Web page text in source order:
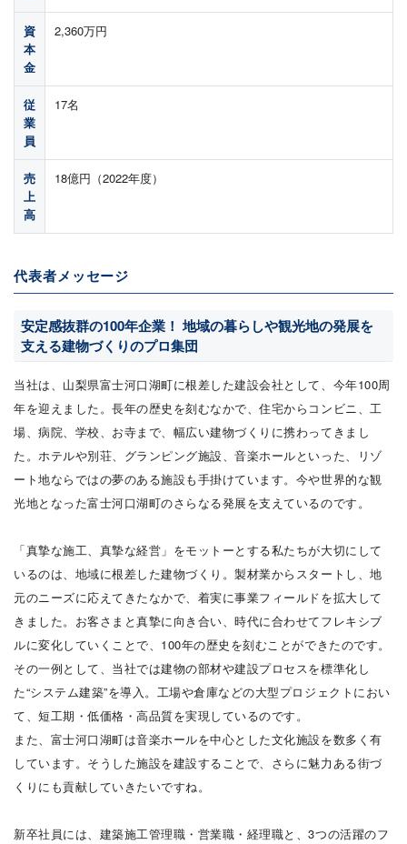
資
本
金
2,360万円
従
業
員
17名
売
上
高
18億円（2022年度）
代表者メッセージ
安定感抜群の100年企業！ 地域の暮らしや観光地の発展を
支える建物づくりのプロ集団
当社は、山梨県富士河口湖町に根差した建設会社として、今年100周
年を迎えました。長年の歴史を刻むなかで、住宅からコンビニ、工
場、病院、学校、お寺まで、幅広い建物づくりに携わってきまし
た。ホテルや別荘、グランピング施設、音楽ホールといった、リゾ
ート地ならではの夢のある施設も手掛けています。今や世界的な観
光地となった富士河口湖町のさらなる発展を支えているのです。
「真摯な施工、真摯な経営」をモットーとする私たちが大切にして
いるのは、地域に根差した建物づくり。製材業からスタートし、地
元のニーズに応えてきたなかで、着実に事業フィールドを拡大して
きました。お客さまと真摯に向き合い、時代に合わせてフレキシブ
ルに変化していくことで、100年の歴史を刻むことができたのです。
その一例として、当社では建物の部材や建設プロセスを標準化し
た“システム建築”を導入。工場や倉庫などの大型プロジェクトにおい
て、短工期・低価格・高品質を実現しているのです。
また、富士河口湖町は音楽ホールを中心とした文化施設を数多く有
しています。そうした施設を建設することで、さらに魅力ある街づ
くりにも貢献していきたいですね。
新卒社員には、建築施工管理職・営業職・経理職と、3つの活躍のフ